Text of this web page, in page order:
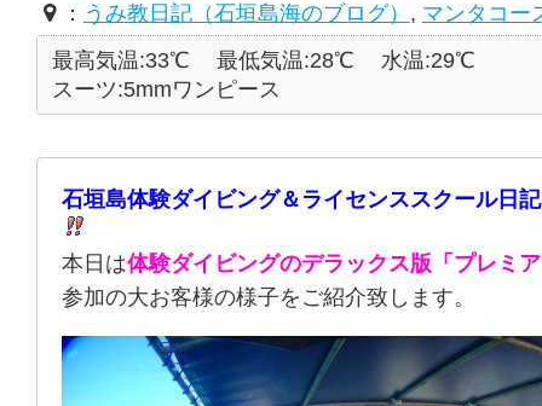
： うみ教日記（石垣島海のブログ） , マンタコー
最高気温:33℃
最低気温:28℃
水温:29℃
スーツ:5mmワンピース
石垣島体験ダイビング＆ライセンススクール日記
本日は体験ダイビングのデラックス版「プレミ
参加の大お客様の様子をご紹介致します。